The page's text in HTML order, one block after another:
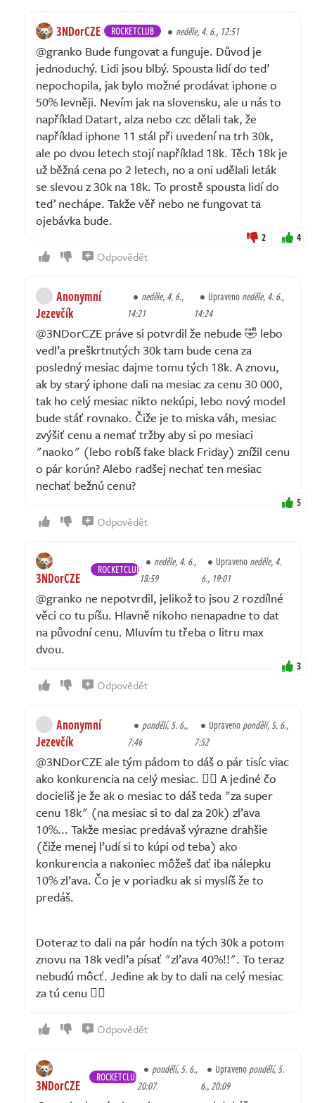
3NDorCZE ROCKETCLUB neděle, 4. 6., 12:51
@granko Bude fungovat a funguje. Důvod je
jednoduchý. Lidi jsou blbý. Spousta lidí do teď
nepochopila, jak bylo možné prodávat iphone o
50% levněji. Nevím jak na slovensku, ale u nás to
například Datart, alza nebo czc dělali tak, že
například iphone 11 stál při uvedení na trh 30k,
ale po dvou letech stojí například 18k. Těch 18k je
už běžná cena po 2 letech, no a oni udělali leták
se slevou z 30k na 18k. To prostě spousta lidí do
teď nechápe. Takže věř nebo ne fungovat ta
ojebávka bude.
2 4
Odpovědět
Anonymní
Jezevčík
neděle, 4. 6.,
14:21
Upravenoneděle, 4. 6.,
14:24
@3NDorCZE práve si potvrdil že nebude 🤣 lebo
vedľa preškrtnutých 30k tam bude cena za
posledný mesiac dajme tomu tých 18k. A znovu,
ak by starý iphone dali na mesiac za cenu 30 000,
tak ho celý mesiac nikto nekúpi, lebo nový model
bude stáť rovnako. Čiže je to miska váh, mesiac
zvýšiť cenu a nemať tržby aby si po mesiaci
"naoko" (lebo robíš fake black Friday) znížil cenu
o pár korún? Alebo radšej nechať ten mesiac
nechať bežnú cenu?
5
Odpovědět
3NDorCZE ROCKETCLUB
neděle, 4. 6.,
18:59
Upravenoneděle, 4.
6., 19:01
@granko ne nepotvrdil, jelikož to jsou 2 rozdílné
věci co tu píšu. Hlavně nikoho nenapadne to dat
na původní cenu. Mluvím tu třeba o litru max
dvou.
3
Odpovědět
Anonymní
Jezevčík
pondělí, 5. 6.,
7:46
Upravenopondělí, 5. 6.,
7:52
@3NDorCZE ale tým pádom to dáš o pár tisíc viac
ako konkurencia na celý mesiac. 🤷‍♀️ A jediné čo
docieliš je že ak o mesiac to dáš teda "za super
cenu 18k" (na mesiac si to dal za 20k) zľava
10%... Takže mesiac predávaš výrazne drahšie
(čiže menej ľudí si to kúpi od teba) ako
konkurencia a nakoniec môžeš dať iba nálepku
10% zľava. Čo je v poriadku ak si myslíš že to
predáš.
Doteraz to dali na pár hodín na tých 30k a potom
znovu na 18k vedľa písať "zľava 40%!!". To teraz
nebudú môcť. Jedine ak by to dali na celý mesiac
za tú cenu 🤷‍♀️
Odpovědět
3NDorCZE ROCKETCLUB
pondělí, 5. 6.,
20:07
Upravenopondělí, 5.
6., 20:09